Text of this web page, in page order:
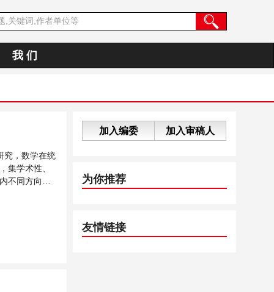
我 们
究，数学在统
集学术性、
不同方向问
加入编委 加入审稿人
为你推荐
友情链接